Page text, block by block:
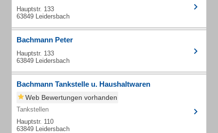
Hauptstr. 133
63849 Leidersbach
Bachmann Peter
Hauptstr. 133
63849 Leidersbach
Bachmann Tankstelle u. Haushaltwaren
Web Bewertungen vorhanden
Tankstellen
Hauptstr. 110
63849 Leidersbach